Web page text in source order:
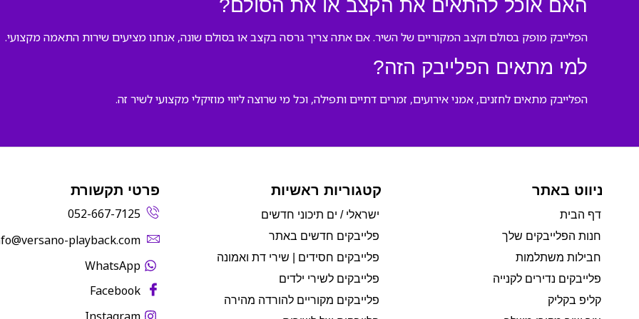
האם אוכל להתאים את הקצב או את הסולם?
הפלייבק מופק בסולם וקצב המקוריים של השיר. אם אתה צריך גרסה בקצב או בסולם שונה, אנחנו מציעים שירות התאמה מקצועי.
למי מתאים הפלייבק הזה?
הפלייבק מתאים לחזנים, אמני אירועים, זמרים דתיים ותפילה, וכל מי שרוצה ליווי מוזיקלי מקצועי לשיר זה.
ניווט באתר
דף הבית
חנות הפלייבקים שלך
חבילות משתלמות
פלייבקים נדירים לקנייה
קליפ בקליק
קטגוריות ראשיות
ישראלי / ים תיכוני חדשים
פלייבקים חדשים באתר
פלייבקים חסידים | שירי דת ואמונה
פלייבקים לשירי ילדים
פלייבקים מקוריים להורדה מהירה
פרטי תקשורת
052-667-7125
playback.com‬
WhatsApp
Facebook
Instagram